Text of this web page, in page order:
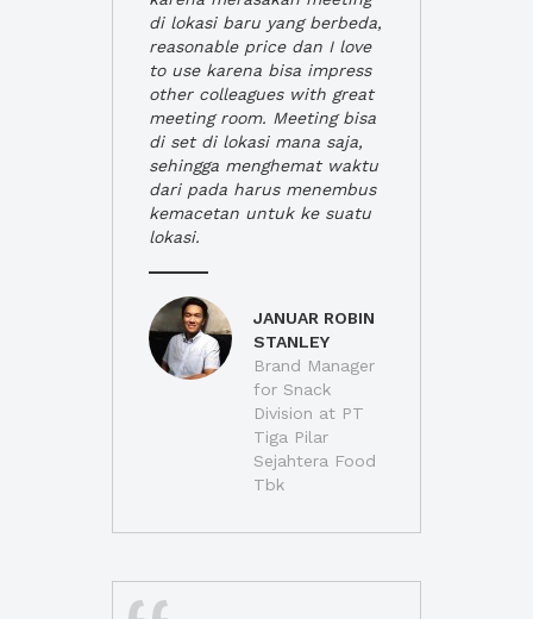
di lokasi baru yang berbeda,
reasonable price dan I love
to use karena bisa impress
other colleagues with great
meeting room. Meeting bisa
di set di lokasi mana saja,
sehingga menghemat waktu
dari pada harus menembus
kemacetan untuk ke suatu
lokasi.
JANUAR ROBIN
STANLEY
Brand Manager
for Snack
Division at PT
Tiga Pilar
Sejahtera Food
Tbk